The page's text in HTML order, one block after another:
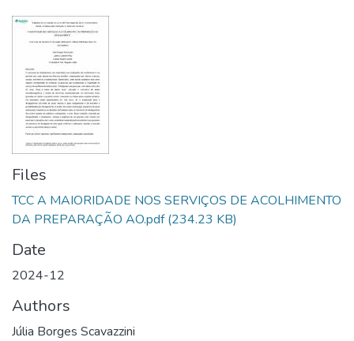
Files
TCC A MAIORIDADE NOS SERVIÇOS DE ACOLHIMENTO
DA PREPARAÇÃO AO.pdf (234.23 KB)
Date
2024-12
Authors
Júlia Borges Scavazzini